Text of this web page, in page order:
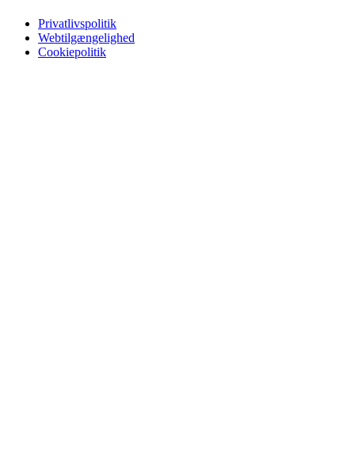
Privatlivspolitik
Webtilgængelighed
Cookiepolitik